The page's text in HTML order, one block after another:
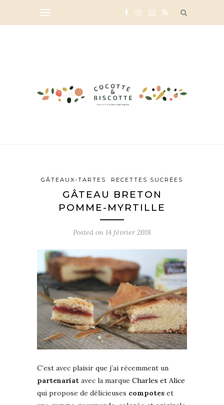
GÂTEAUX-TARTES RECETTES SUCRÉES
GÂTEAU BRETON
POMME-MYRTILLE
Posted on 14 février 2018
C’est avec plaisir que j’ai récemment un
partenariat avec la marque Charles et Alice
qui propose de délicieuses compotes et